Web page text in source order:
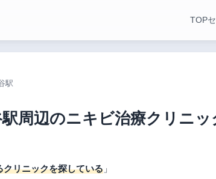
TOP
駅
駅周辺のニキビ治療クリニ
リニックを探している 」